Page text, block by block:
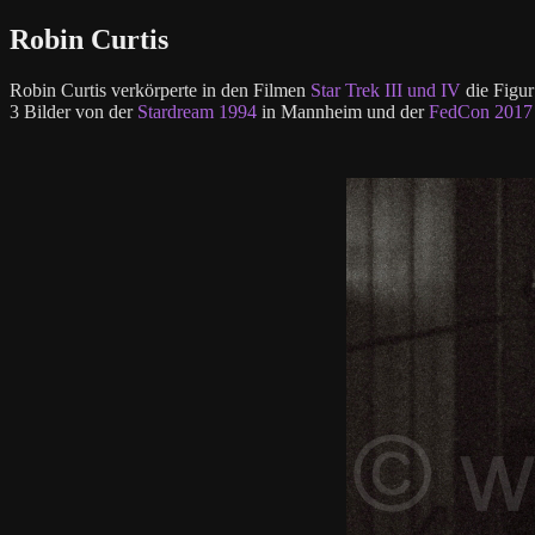
Robin Curtis
Robin Curtis verkörperte in den Filmen Star Trek III und IV die
3 Bilder von der Stardream 1994 in Mannheim und derFedCon 2017